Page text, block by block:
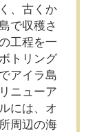
、古くか
で収穫さ
工程を一
トリング
アイラ島
ニューア
には、オ
周辺の海